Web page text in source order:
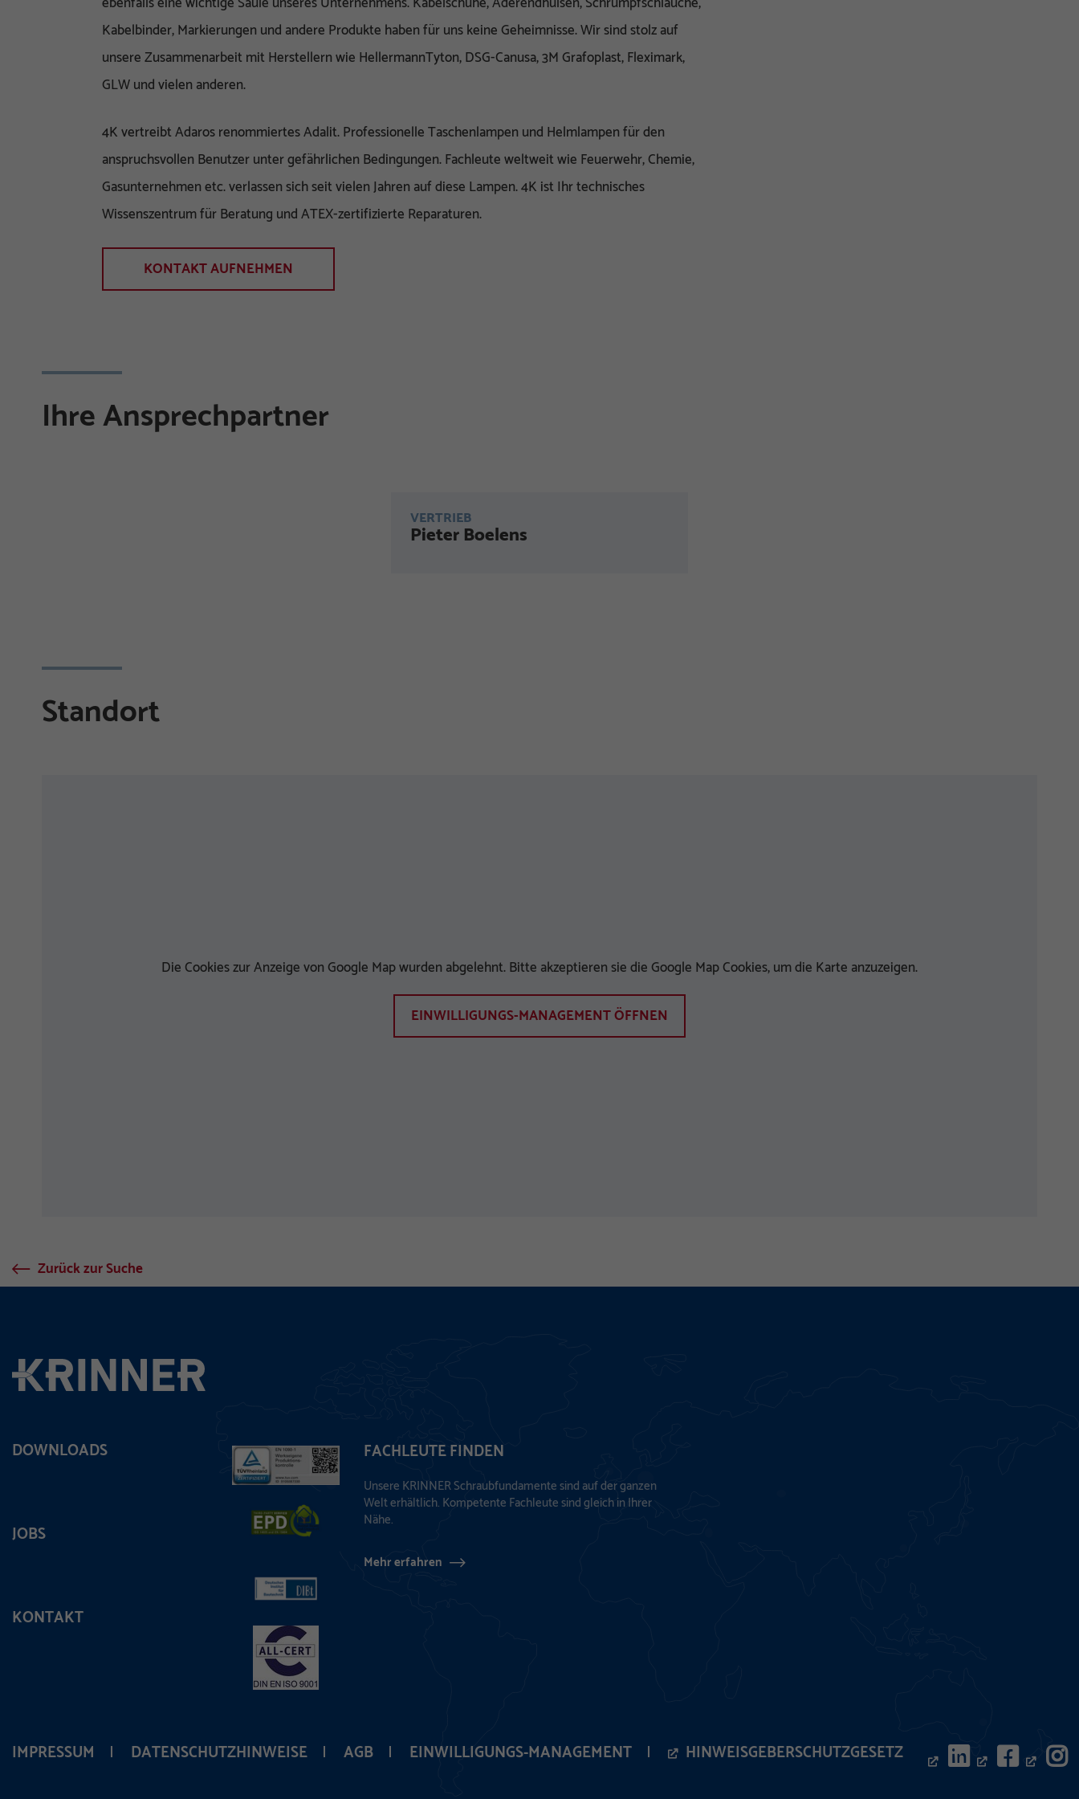
Kabelbinder, Markierungen und andere Produkte haben für uns keine Geheimnisse. Wir sind stolz auf
unsere Zusammenarbeit mit Herstellern wie HellermannTyton, DSG-Canusa, 3M Grafoplast, Fleximark,
GLW und vielen anderen.
4K vertreibt Adaros renommiertes Adalit. Professionelle Taschenlampen und Helmlampen für den
anspruchsvollen Benutzer unter gefährlichen Bedingungen. Fachleute weltweit wie Feuerwehr, Chemie,
Gasunternehmen etc. verlassen sich seit vielen Jahren auf diese Lampen. 4K ist Ihr technisches
Wissenszentrum für Beratung und ATEX-zertifizierte Reparaturen.
KONTAKT AUFNEHMEN
Ihre Ansprechpartner
VERTRIEB
Pieter Boelens
Standort
Die Cookies zur Anzeige von Google Map wurden abgelehnt. Bitte akzeptieren sie die Google Map Cookies, um die Karte anzuzeigen.
EINWILLIGUNGS-MANAGEMENT ÖFFNEN
Zurück zur Suche
DOWNLOADS
JOBS
KONTAKT
FACHLEUTE FINDEN
Unsere KRINNER Schraubfundamente sind auf der ganzen
Welt erhältlich. Kompetente Fachleute sind gleich in Ihrer
Nähe.
Mehr erfahren
IMPRESSUM DATENSCHUTZHINWEISE AGB EINWILLIGUNGS-MANAGEMENT HINWEISGEBERSCHUTZGESETZ